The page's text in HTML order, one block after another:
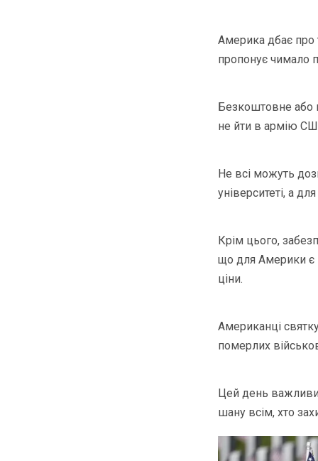
Америка дбає про
пропонує чимало
Безкоштовне або
не йти в армію
Не всі можуть
університеті, а
Крім цього,
що для Америки є
ціни.
Американці
померлих
Цей день
шану всім, хто